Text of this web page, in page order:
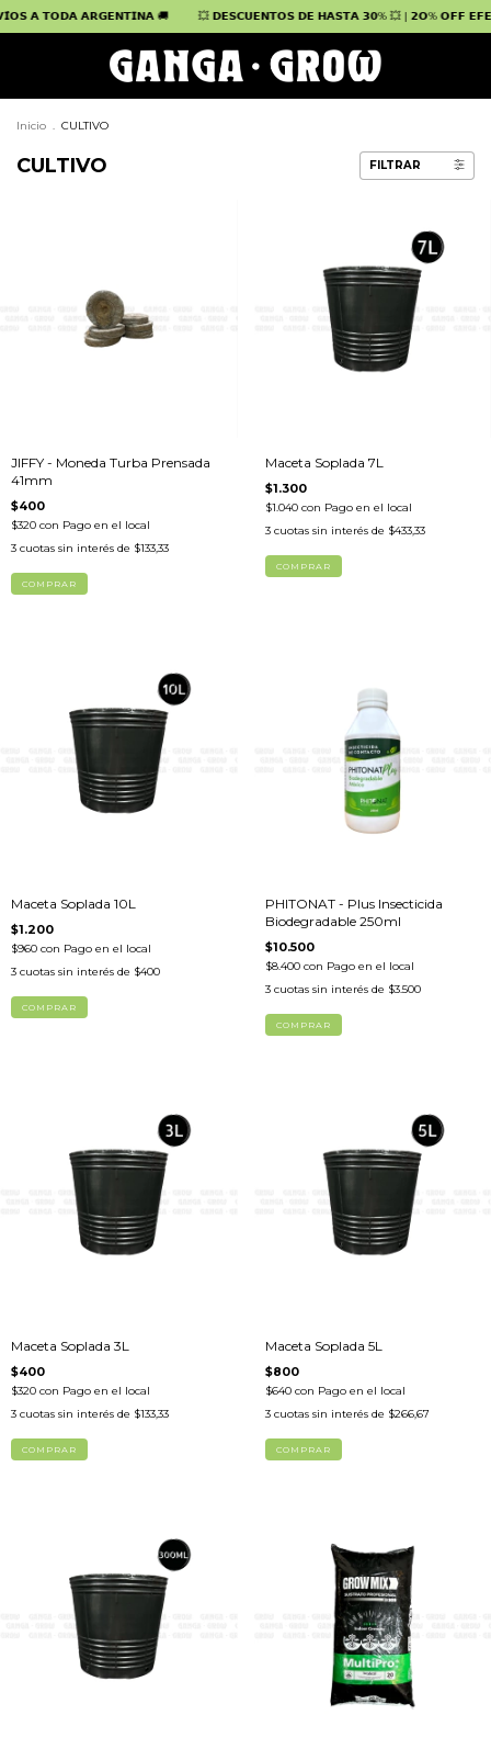
𝗔𝗥𝗚𝗘𝗡𝗧𝗜𝗡𝗔 🚚 💥 𝗗𝗘𝗦𝗖𝗨𝗘𝗡𝗧𝗢𝗦 𝗗𝗘 𝗛𝗔𝗦𝗧𝗔 𝟯𝟬% 💥 | 𝟮𝗢% 𝗢𝗙𝗙 𝗘𝗙𝗘𝗖𝗧𝗜𝗩𝗢 |
Inicio . CULTIVO
CULTIVO FILTRAR
JIFFY - Moneda Turba Prensada
41mm
$400
$320 con Pago en el local
3 cuotas sin interés de $133,33
Maceta Soplada 7L
$1.300
$1.040 con Pago en el local
3 cuotas sin interés de $433,33
Maceta Soplada 10L
$1.200
$960 con Pago en el local
3 cuotas sin interés de $400
PHITONAT - Plus Insecticida
Biodegradable 250ml
$10.500
$8.400 con Pago en el local
3 cuotas sin interés de $3.500
Maceta Soplada 3L
$400
$320 con Pago en el local
3 cuotas sin interés de $133,33
Maceta Soplada 5L
$800
$640 con Pago en el local
3 cuotas sin interés de $266,67